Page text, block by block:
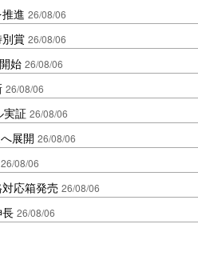
進 26/08/06
賞 26/08/06
始 26/08/06
26/08/06
実証 26/08/06
展開 26/08/06
26/08/06
応箱発売 26/08/06
26/08/06